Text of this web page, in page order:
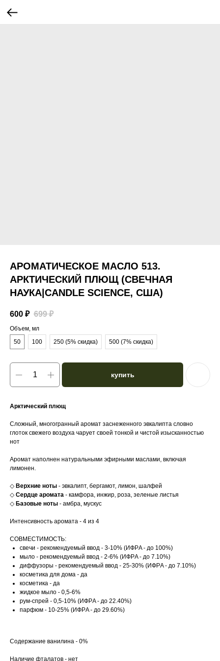
АРОМАТИЧЕСКОЕ МАСЛО 513.
АРКТИЧЕСКИЙ ПЛЮЩ (СВЕЧНАЯ
НАУКА|CANDLE SCIENCE, США)
600 ₽ 699 ₽
Объем, мл
50
100 250 (5% скидка) 500 (7% скидка)
купить
Арктический плющ
Сложный, многогранный аромат заснеженного эвкалипта словно
глоток свежего воздуха чарует своей тонкой и чистой изысканностью
нот
Аромат наполнен натуральными эфирными маслами, включая
лимонен.
◇ Верхние ноты - эвкалипт, бергамот, лимон, шалфей
◇ Сердце аромата - камфора, инжир, роза, зеленые листья
◇ Базовые ноты - амбра, мускус
Интенсивность аромата - 4 из 4
СОВМЕСТИМОСТЬ:
свечи - рекомендуемый ввод - 3-10% (ИФРA - до 100%)
мыло - рекомендуемый ввод - 2-6% (ИФРA - до 7.10%)
диффузоры - рекомендуемый ввод - 25-30% (ИФРA - до 7.10%)
косметика для дома - да
косметика - да
жидкое мыло - 0,5-6%
рум-спрей - 0,5-10% (ИФРA - до 22.40%)
парфюм - 10-25% (ИФРA - до 29.60%)
Содержание ванилина - 0%
Наличие фталатов - нет